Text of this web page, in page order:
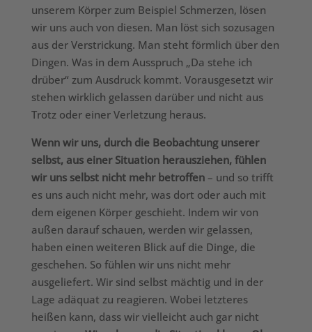
unserem Körper zum Beispiel Schmerzen, lösen
wir uns auch von diesen. Man löst sich sozusagen
aus der Verstrickung. Man steht förmlich über den
Dingen. Was in dem Ausspruch „Da stehe ich
drüber“ zum Ausdruck kommt. Vorausgesetzt wir
stehen wirklich gelassen darüber und nicht aus
Trotz oder einer Verletzung heraus.
Wenn wir uns, durch die Beobachtung unserer
selbst, aus einer Situation herausziehen, fühlen
wir uns selbst nicht mehr betroffen– und so trifft
es uns auch nicht mehr, was dort oder auch mit
dem eigenen Körper geschieht. Indem wir von
außen darauf schauen, werden wir gelassen,
haben einen weiteren Blick auf die Dinge, die
geschehen. So fühlen wir uns nicht mehr
ausgeliefert. Wir sind selbst mächtig und in der
Lage adäquat zu reagieren. Wobei letzteres
heißen kann, dass wir vielleicht auch gar nicht